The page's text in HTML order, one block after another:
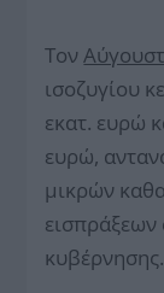
Τον
ισοζυγίου
εκατ. ευρώ
ευρώ,
μικρών
εισπράξεων
κυβέρνησης.